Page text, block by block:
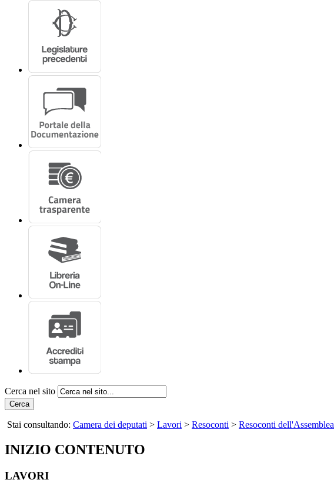
Cerca nel sito
Cerca
Stai consultando: Camera dei deputati > Lavori > Resoconti > Resoconti dell'Assemblea
INIZIO CONTENUTO
LAVORI